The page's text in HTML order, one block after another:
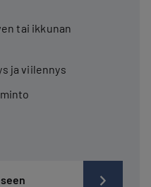
tai ikkunan
ja viilennys